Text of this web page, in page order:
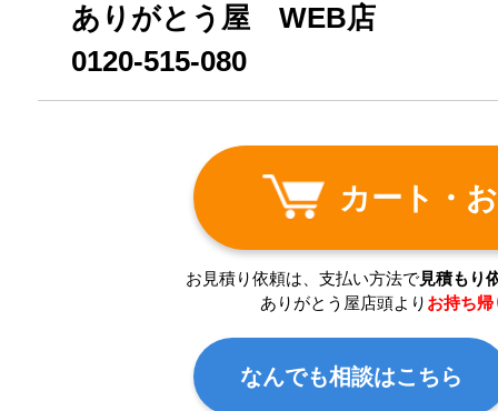
ありがとう屋 WEB店
0120-515-080
カート・
お見積り依頼は、支払い方法で見積もり
ありがとう屋店頭より お持ち帰
なんでも相談はこちら